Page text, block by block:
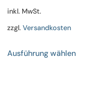
inkl. MwSt.
zzgl. Versandkosten
Ausführung wählenProdukt